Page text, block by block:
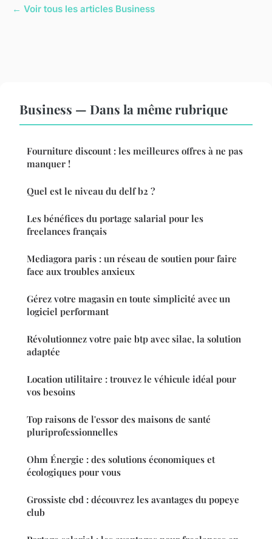
← Voir tous les articles Business
Business — Dans la même rubrique
Fourniture discount : les meilleures offres à ne pas
manquer !
Quel est le niveau du delf b2 ?
Les bénéfices du portage salarial pour les
freelances français
Mediagora paris : un réseau de soutien pour faire
face aux troubles anxieux
Gérez votre magasin en toute simplicité avec un
logiciel performant
Révolutionnez votre paie btp avec silae, la solution
adaptée
Location utilitaire : trouvez le véhicule idéal pour
vos besoins
Top raisons de l'essor des maisons de santé
pluriprofessionnelles
Ohm Énergie : des solutions économiques et
écologiques pour vous
Grossiste cbd : découvrez les avantages du popeye
club